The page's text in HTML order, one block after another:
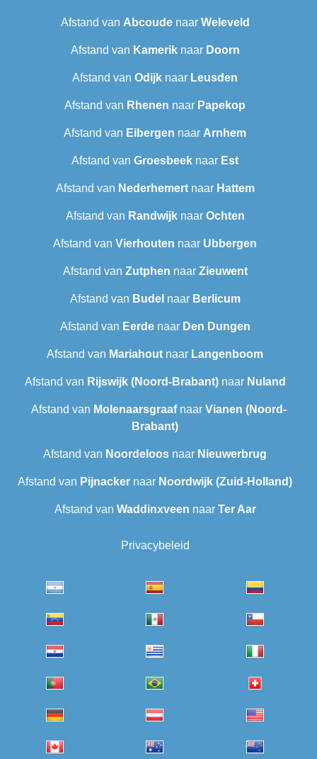
Afstand van Abcoudenaar Weleveld
Afstand van Kameriknaar Doorn
Afstand van Odijk naar Leusden
Afstand van Rhenen naar Papekop
Afstand van Eibergen naar Arnhem
Afstand van Groesbeek naar Est
Afstand van Nederhemertnaar Hattem
Afstand van Randwijknaar Ochten
Afstand van Vierhouten naar Ubbergen
Afstand van Zutphen naar Zieuwent
Afstand van Budel naar Berlicum
Afstand van Eerdenaar Den Dungen
Afstand van Mariahout naar Langenboom
Afstand van Rijswijk (Noord-Brabant)naar Nuland
Afstand van Molenaarsgraafnaar Vianen (Noord-
Brabant)
Afstand van Noordeloos naar Nieuwerbrug
Afstand van Pijnacker naar Noordwijk (Zuid-Holland)
Afstand van Waddinxveen naar Ter Aar‎
Privacybeleid